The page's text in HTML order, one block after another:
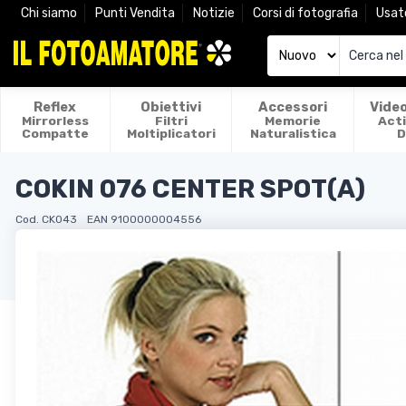
Chi siamo Punti Vendita Notizie Corsi di fotografia
Reflex
Mirrorless
Compatte
Obiettivi
Filtri
Moltiplicatori
Accessori
Memorie
Naturalistica
COKIN 076 CENTER SPOT(A)
Cod. CK043 EAN 9100000004556